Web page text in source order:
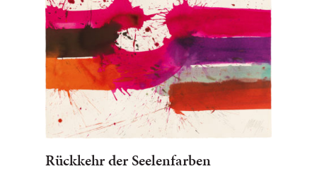
Rückkehr der Seelenfarben